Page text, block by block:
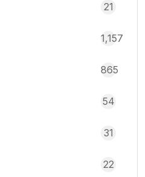
21
1,157
865
54
31
22